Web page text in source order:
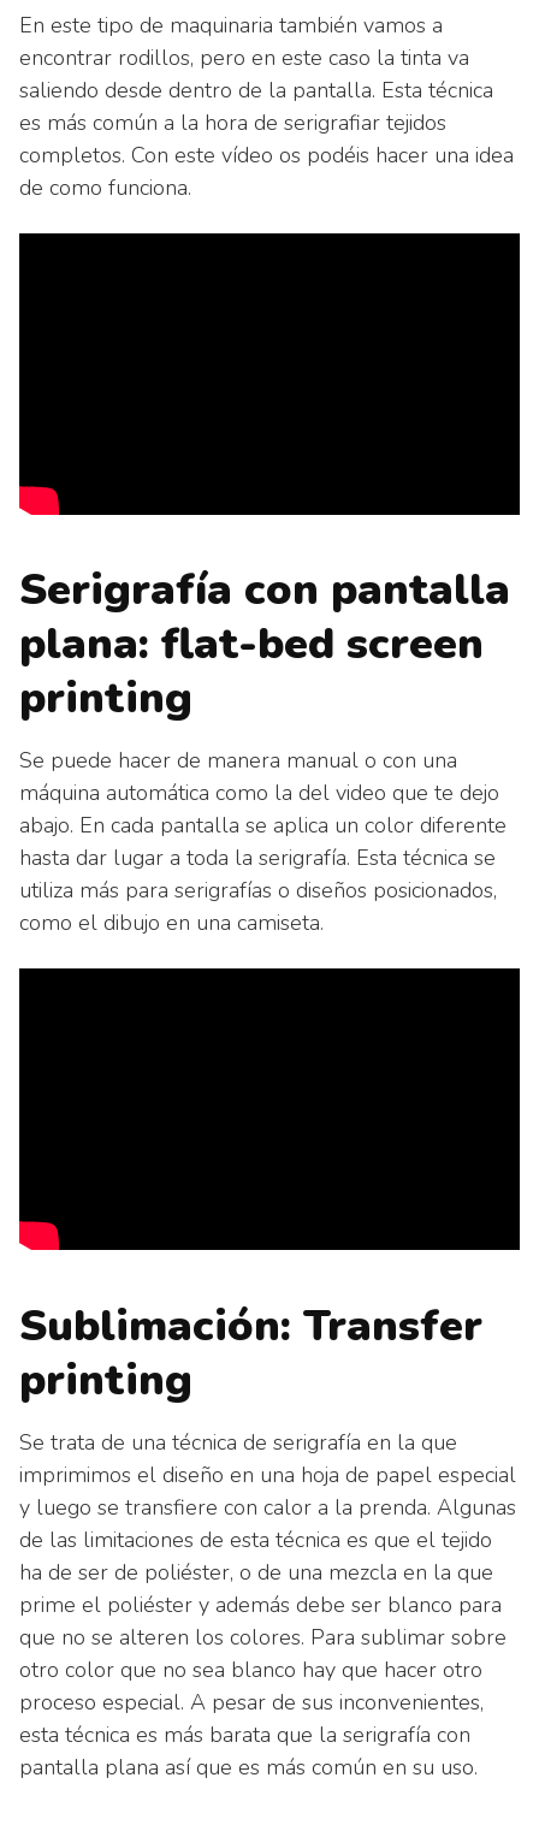
En este tipo de maquinaria también vamos a
encontrar rodillos, pero en este caso la tinta va
saliendo desde dentro de la pantalla. Esta técnica
es más común a la hora de serigrafiar tejidos
completos. Con este vídeo os podéis hacer una idea
de como funciona.
Serigrafía con pantalla
plana: flat-bed screen
printing
Se puede hacer de manera manual o con una
máquina automática como la del video que te dejo
abajo. En cada pantalla se aplica un color diferente
hasta dar lugar a toda la serigrafía. Esta técnica se
utiliza más para serigrafías o diseños posicionados,
como el dibujo en una camiseta.
Sublimación: Transfer
printing
Se trata de una técnica de serigrafía en la que
imprimimos el diseño en una hoja de papel especial
y luego se transfiere con calor a la prenda. Algunas
de las limitaciones de esta técnica es que el tejido
ha de ser de poliéster, o de una mezcla en la que
prime el poliéster y además debe ser blanco para
que no se alteren los colores. Para sublimar sobre
otro color que no sea blanco hay que hacer otro
proceso especial. A pesar de sus inconvenientes,
esta técnica es más barata que la serigrafía con
pantalla plana así que es más común en su uso.